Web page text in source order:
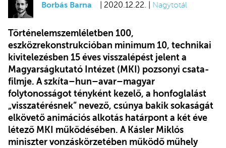
Borbás Barna | 2020.12.22. | Nagytotál
Történelemszemléletben 100,
eszközrekonstrukcióban minimum 10, technikai
kivitelezésben 15 éves visszalépést jelent a
Magyarságkutató Intézet (MKI) pozsonyi csata-
filmje. A szkíta–hun–avar–magyar
folytonosságot tényként kezelő, a honfoglalást
„visszatérésnek” nevező, csúnya bakik sokaságát
elkövető animációs alkotás határpont a két éve
létező MKI működésében. A Kásler Miklós
miniszter vonzáskörzetében működő műhely